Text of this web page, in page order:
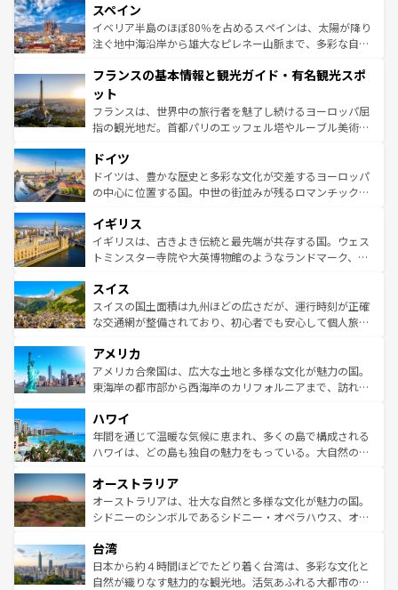
ろん、トスカーナの美しい田園風景やアマルフィ海岸の絶
景など、自然景観も見逃せない。観光の合間には、本場の
ピザやパスタなど、絶品のイタリア料理を堪能することも
ませてくれるイタリアで、忘れられない旅をしてみよう！
なお、新着のイタリア情報は
しい。
スペイン
イベリア半島のほぼ80％を占めるスペインは、太陽が降り
注ぐ地中海沿岸から雄大なピレネー山脈まで、多彩な自然
文化が根付くこの国では、情熱的なフラメンコ、熱気あふ
れる闘牛、そして美味しいタパスが生活の一部となってい
る。首都マドリードの洗練された雰囲気や、バルセロナの
アートに溢れた街角から、地方では古代ローマ遺跡や中世
せる。地方によって風土や気候が異なるスペインはその個
性で訪れる人を魅了する。 なお、新着のスペイン情報は コ
ンテンツ一覧を参照してほしい。
フランスの基本情報と観光ガイド・有名観光スポ
ット
フランスは、世界中の旅行者を魅了し続けるヨーロッパ屈
指の観光地だ。首都パリのエッフェル塔やルーブル美術館
で、幅広い魅力が詰まっている。華麗な宮殿、歴史的な大
聖堂、美しいビーチ、そして豊かな自然が、訪れる者を心
から魅了する。また、フランスは美食の国としても知ら
いる。シャンパンの発祥地であるランス、プロヴァンスの
香り高いラベンダー畑など、多彩な楽しみ方が可能だ。さ
らに、パリ以外の地域にも魅力が溢れており、どの街角に
れる地方に足を運ぶとそれぞれで全く異なる文化を体験で
きるだろう。 なお、新着のフランス情報はコンテンツ一覧
を参照してほしい。
ドイツ
ドイツは、豊かな歴史と多彩な文化が交差するヨーロッパ
の中心に位置する国。中世の街並みが残るロマンチック街
顔を持つこの国は、どこを歩いても飽きることがない。ベ
ルリンの文化的活気、バイエルン州のアルプスの絶景、そ
してライン川沿いのワイン畑といった風景は必見。ビール
は、お酒好きな人にはぜひ体験してほしい。 なお、新着の
ドイツ情報はコンテンツ一覧を参照してほしい。
イギリス
イギリスは、古きよき伝統と最先端が共存する国。ウェス
トミンスター寺院や大英博物館のようなランドマーク、歴
リアごとに異なる魅力がある。また、優雅なアフタヌーン
ティー、ビール好きにはたまらない英国パブ、サッカー観
戦など、本場だからこそできる体験も豊富。イギリスを旅
ンツ一覧を参照してほしい。
スイス
スイスの国土面積は九州ほどの広さだが、運行時刻が正確
な交通網が整備されており、初心者でも安心して個人旅行
の建物がそのまま残る町や、スイスならではのユニークな
博物館もあり、アルプス観光だけでなく町歩きも満喫する
ことができる。国民の所得が高いため物価も高いが、旅行
ば市内交通費無料で観光を楽しむこともできる。 なお、新
着のスイス情報はコンテンツ一覧 を参照してほしい。
アメリカ
アメリカ合衆国は、広大な土地と多様な文化が魅力の国。
東海岸の都市部から西海岸のカリフォルニアまで、訪れる
のような巨大都市は、観光、ショッピング、エンターテイ
ンメントが詰まった刺激的なスポットだ。一方、アメリカ
西部には大自然が広がり、グランドキャニオンやイエロー
部のニューオーリンズでは、音楽と美食が融合した独特の
文化が魅力。旅行者はアメリカの各地域で異なる魅力を楽
しみながら、その多様性と豊かな歴史を感じることができ
ならではの贅沢な旅のスタイルだ。 なお、新着のアメリカ
情報はコンテンツ一覧を参照してほしい。
ハワイ
年間を通じて温暖な気候に恵まれ、多くの島で構成される
ハワイは、どの島も独自の魅力をもっている。大自然の神
ワイ島は見逃せない。また、定番の観光地といえばオアフ
島だが、静かな自然を求めるならマウイ島やカウアイ島が
おすすめ。エメラルドグリーンに輝く海をはじめ、豊かな
れるおもてなしの心で訪れる人々を迎えてくれるハワイの
人々、おいしいローカルフードやハワイアンミュージッ
ク、伝統的なフラダンスなど、すべてがハワイの魅力を彩
オーストラリア
オーストラリアは、壮大な自然と多様な文化が魅力の国。
シドニーのシンボルであるシドニー・オペラハウス、オー
リアリーフや大陸中央部にそびえるウルル（エアーズロッ
ク）、タスマニアの美しい原生林やケアンズの熱帯雨林な
ど、見どころがたくさん。また、カフェやワイン、オージ
台湾
日本から約４時間ほどでたどり着く台湾は、多彩な文化と
自然が織りなす魅力的な観光地。活気あふれる大都市の台